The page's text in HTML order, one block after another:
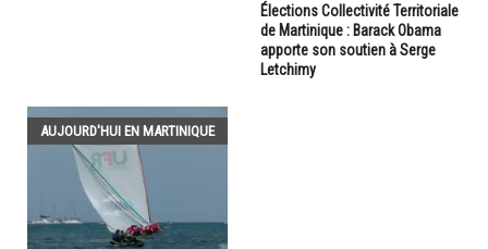
Élections Collectivité Territoriale
de Martinique : Barack Obama
apporte son soutien à Serge
Letchimy
AUJOURD'HUI EN MARTINIQUE